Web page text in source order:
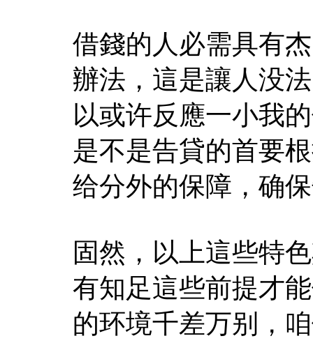
借錢的人必需具有
辦法，這是讓人没
以或许反應一小我
是不是告貸的首要
给分外的保障，确
固然，以上這些特
有知足這些前提才
的环境千差万别，